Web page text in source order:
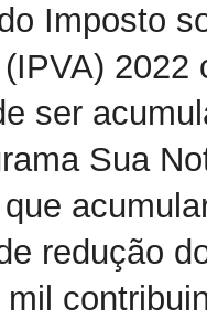
Imposto
ser
Sua
redução